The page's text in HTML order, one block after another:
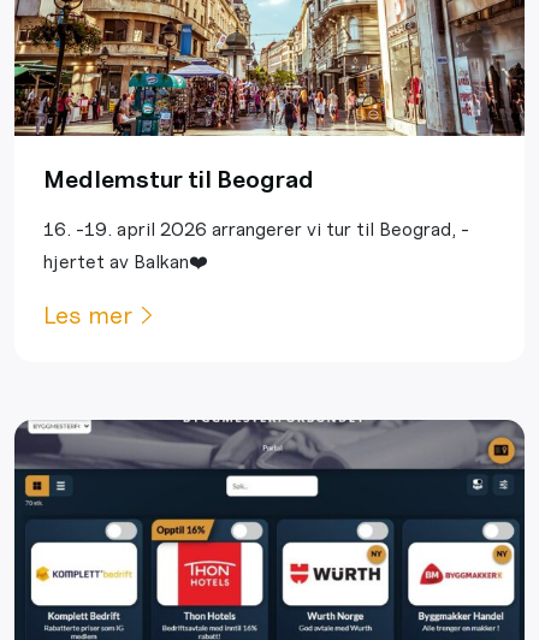
Medlemstur til Beograd
16. -19. april 2026 arrangerer vi tur til Beograd, -
hjertet av Balkan❤️
Les mer